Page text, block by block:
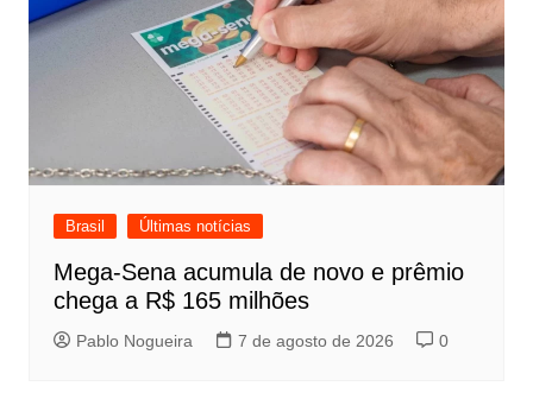
Brasil Últimas notícias
Mega-Sena acumula de novo e prêmio
chega a R$ 165 milhões
Pablo Nogueira 7 de agosto de 2026 0